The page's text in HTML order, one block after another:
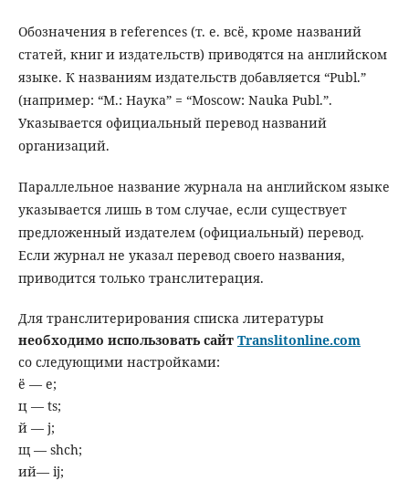
Обозначения в references (т. е. всё, кроме названий
статей, книг и издательств) приводятся на английском
языке. К названиям издательств добавляется “Publ.”
(например: “М.: Наука” = “Moscow: Nauka Publ.”.
Указывается официальный перевод названий
организаций.
Параллельное название журнала на английском языке
указывается лишь в том случае, если существует
предложенный издателем (официальный) перевод.
Если журнал не указал перевод своего названия,
приводится только транслитерация.
Для транслитерирования списка литературы
необходимо использовать сайт Translitonline.com
со следующими настройками:
ё — e;
ц — ts;
й — j;
щ — shch;
ий— ij;